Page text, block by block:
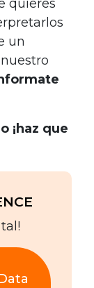
quieres
un
¡haz que